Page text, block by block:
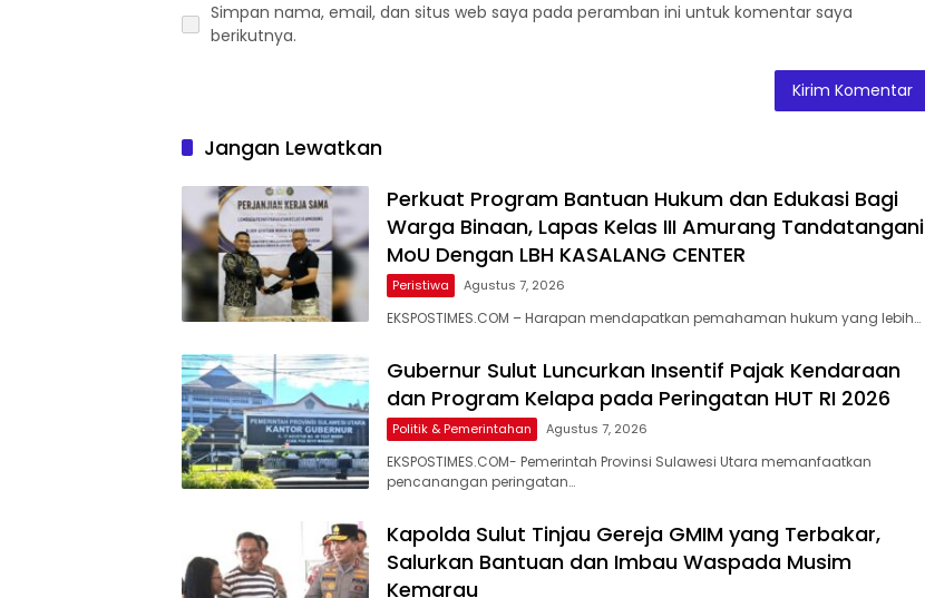
Simpan nama, email, dan situs web saya pada peramban ini untuk komentar saya
berikutnya.
Jangan Lewatkan
Perkuat Program Bantuan Hukum dan Edukasi Bagi
Warga Binaan, Lapas Kelas III Amurang Tandatangani
MoU Dengan LBH KASALANG CENTER
Peristiwa Agustus 7, 2026
EKSPOSTIMES.COM – Harapan mendapatkan pemahaman hukum yang lebih…
Gubernur Sulut Luncurkan Insentif Pajak Kendaraan
dan Program Kelapa pada Peringatan HUT RI 2026
Politik & Pemerintahan Agustus 7, 2026
EKSPOSTIMES.COM- Pemerintah Provinsi Sulawesi Utara memanfaatkan
pencanangan peringatan…
Kapolda Sulut Tinjau Gereja GMIM yang Terbakar,
Salurkan Bantuan dan Imbau Waspada Musim
Kemarau